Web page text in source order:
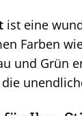
ist eine
Farben
und Grün
die